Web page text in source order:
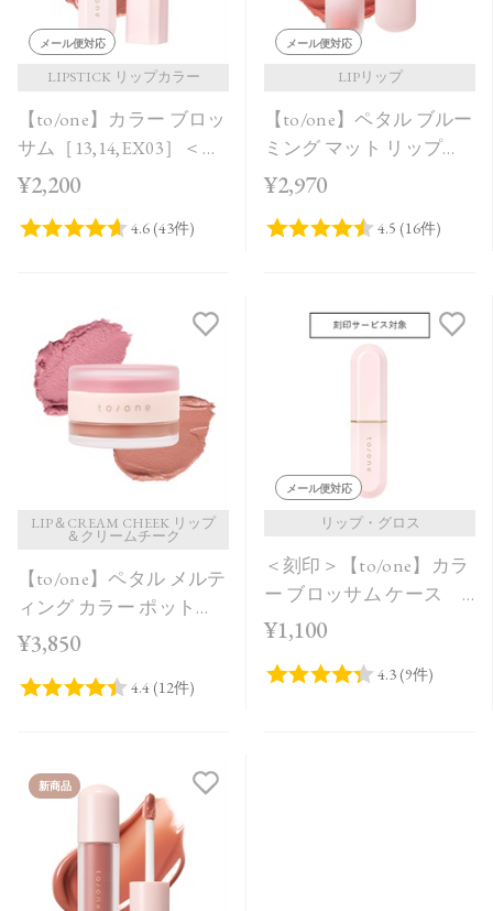
メール便対応
LIPSTICK リップカラー
【to/one】カラー ブロッ
サム［13,14,EX03］＜レ
フィル＞
¥2,200
メール便対応
LIPリップ
【to/one】ペタル ブルー
ミング マット リップ
［01～04］＜2026 SS
¥2,970
LIP＆CREAM CHEEK リップ
＆クリームチーク
【to/one】ペタル メルテ
ィング カラー ポット
［EX01～EX04］＜限定
Collection＞
¥3,850
メール便対応
リップ・グロス
＜刻印＞【to/one】カラ
ー ブロッサム ケース
ピンク
¥1,100
新商品